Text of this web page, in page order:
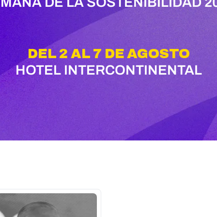
DEL 2 AL 7 DE AGOSTO
HOTEL INTERCONTINENTAL